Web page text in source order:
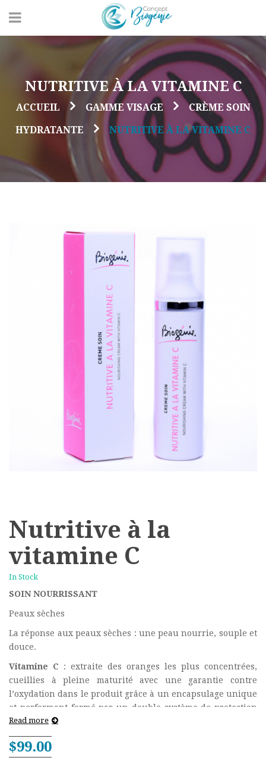
NUTRITIVE À LA VITAMINE C
ACCUEIL GAMME VISAGE
CRÈME SOIN
HYDRATANTE
NUTRITIVE À LA VITAMINE C
Nutritive à la
vitamine C
In Stock
SOIN NOURRISSANT
Peaux sèches
La réponse aux peaux sèches : une peau nourrie, souple et
douce.
Vitamine C : extraite des oranges les plus concentrées,
cueillies à pleine maturité avec une garantie contre
l’oxydation dans le produit grâce à un encapsulage unique
et performant formé par un double système de protection
inspiré de la nature
Huile jojoba (l’or du désert)
hydratante et adoucissante
Read more
$99.00